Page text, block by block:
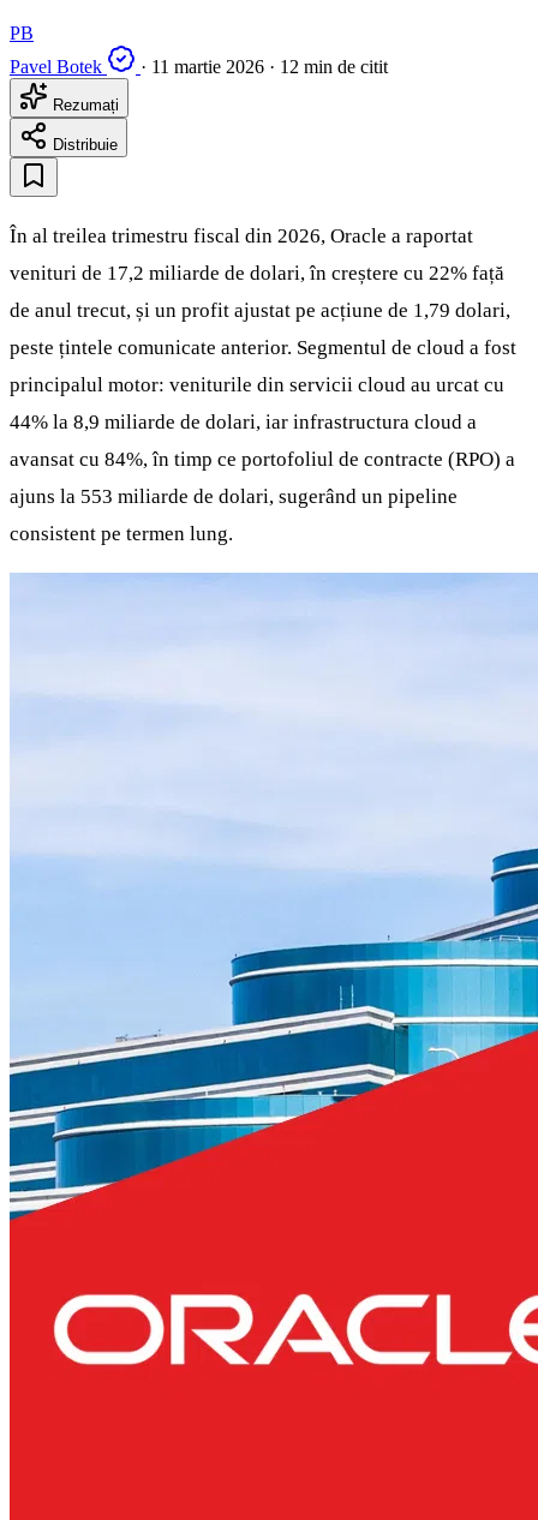
PB
Pavel Botek
· 11 martie 2026 · 12 min de citit
Rezumați
Distribuie
În al treilea trimestru fiscal din 2026, Oracle a raportat
venituri de 17,2 miliarde de dolari, în creștere cu 22% față
de anul trecut, și un profit ajustat pe acțiune de 1,79 dolari,
peste țintele comunicate anterior. Segmentul de cloud a fost
principalul motor: veniturile din servicii cloud au urcat cu
44% la 8,9 miliarde de dolari, iar infrastructura cloud a
avansat cu 84%, în timp ce portofoliul de contracte (RPO) a
ajuns la 553 miliarde de dolari, sugerând un pipeline
consistent pe termen lung.